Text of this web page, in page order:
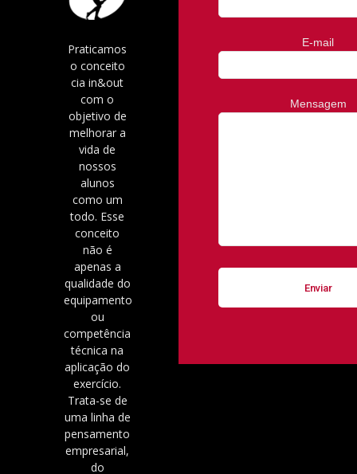
E-mail
Mensagem
Praticamos
o conceito
cia in&out
com o
objetivo de
melhorar a
vida de
nossos
alunos
como um
todo. Esse
conceito
não é
apenas a
qualidade do
equipamento
ou
competência
técnica na
aplicação do
exercício.
Trata-se de
uma linha de
pensamento
empresarial,
do